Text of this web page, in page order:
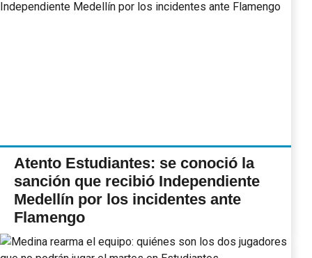
Atento Estudiantes: se conoció la
sanción que recibió Independiente
Medellín por los incidentes ante
Flamengo